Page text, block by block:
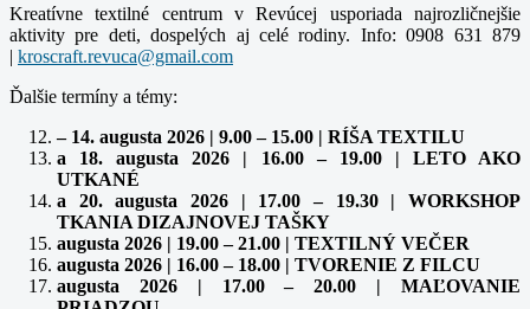
Kreatívne textilné centrum v Revúcej usporiada najrozličnejšie
aktivity pre deti, dospelých aj celé rodiny. Info: 0908 631 879
|
Ďalšie termíny a témy:
– 14. augusta 2026 | 9.00 – 15.00 | RÍŠA TEXTILU
a 18. augusta 2026 | 16.00 – 19.00 | LETO AKO
UTKANÉ
a 20. augusta 2026 | 17.00 – 19.30 | WORKSHOP
TKANIA DIZAJNOVEJ TAŠKY
augusta 2026 | 19.00 – 21.00 | TEXTILNÝ VEČER
augusta 2026 | 16.00 – 18.00 | TVORENIE Z FILCU
augusta 2026 | 17.00 – 20.00 | MAĽOVANIE